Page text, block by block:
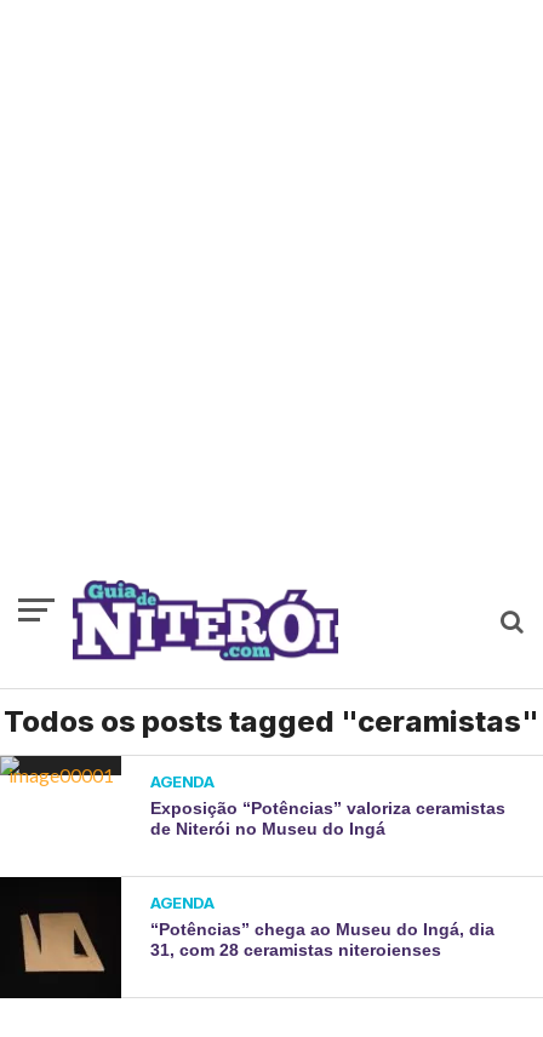
Todos os posts tagged "ceramistas"
AGENDA
Exposição “Potências” valoriza ceramistas
de Niterói no Museu do Ingá
AGENDA
“Potências” chega ao Museu do Ingá, dia
31, com 28 ceramistas niteroienses